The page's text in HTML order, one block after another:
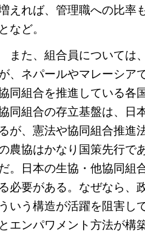
えれば、管理職への比率
となど。
また、組合員については
、ネパールやマレーシア
同組合を推進している各
同組合の存立基盤は、日
るが、憲法や協同組合推進
農協はかなり国策先行で
。日本の生協・他協同組
る必要がある。なぜなら、
ういう構造が活躍を阻害し
とエンパワメント方法が構